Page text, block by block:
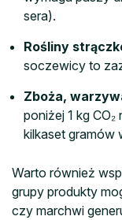
sera).
Rośliny
soczewicy to
Zboża,
poniżej 1 kg
kilkaset gramów
Warto również
grupy produkty
czy marchwi